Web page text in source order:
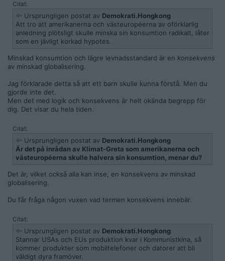
Citat:
Ursprungligen postat av Demokrati.Hongkong
Att tro att amerikanerna och västeuropéerna av oförklarlig
anledning plötsligt skulle minska sin konsumtion radikalt, låter
som en jävligt korkad hypotes.
Minskad konsumtion och lägre levnadsstandard är en konsekvens
av minskad globalisering.
Jag förklarade detta så att ett barn skulle kunna förstå. Men du
gjorde inte det.
Men det med logik och konsekvens är helt okända begrepp för
dig. Det visar du hela tiden.
Citat:
Ursprungligen postat av Demokrati.Hongkong
Är det på inrådan av Klimat-Greta som amerikanerna och
västeuropéerna skulle halvera sin konsumtion, menar du?
Det är, vilket också alla kan inse, en konsekvens av minskad
globalisering.
Du får fråga någon vuxen vad termen konsekvens innebär.
Citat:
Ursprungligen postat av Demokrati.Hongkong
Stannar USAs och EUs produktion kvar i Kommunistkina, så
kommer produkter som mobiltelefoner och datorer att bli
väldigt dyra framöver.